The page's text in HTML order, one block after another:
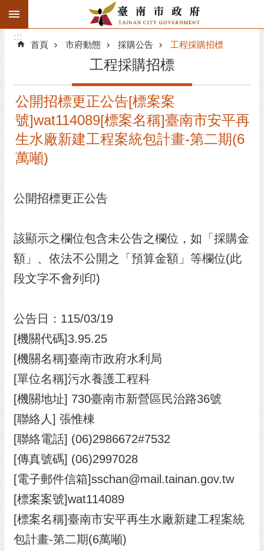
跳到主要內容區塊
搜
階
精彩府城
市府動態
市府團隊
主題服務
市民互動
黃
螢
光
花
泉
桐
花
祭
網
站
導
訂
閱
RSS
:::
:::
首頁 市府動態 採購公告 工程採購招標
工程採購招標
公開招標更正公告[標案案
號]wat114089[標案名稱]臺南市安平再
生水廠新建工程案統包計畫-第二期(6
萬噸)
公開招標更正公告
該顯示之欄位包含未公告之欄位，如「採購金
額」、依法不公開之「預算金額」等欄位(此
段文字不會列印)
公告日：115/03/19
[機關代碼]3.95.25
[機關名稱]臺南市政府水利局
[單位名稱]污水養護工程科
[機關地址] 730臺南市新營區民治路36號
[聯絡人] 張惟棟
[聯絡電話] (06)2986672#7532
[傳真號碼] (06)2997028
[電子郵件信箱]sschan@mail.tainan.gov.tw
[標案案號]wat114089
[標案名稱]臺南市安平再生水廠新建工程案統
包計畫-第二期(6萬噸)